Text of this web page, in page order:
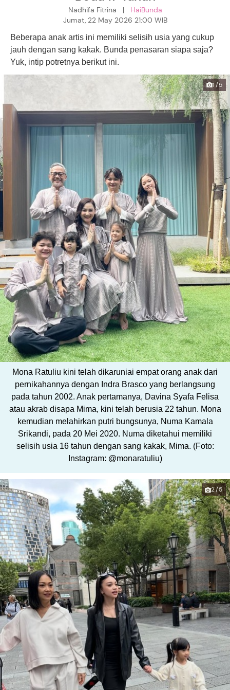
Nadhifa Fitrina | HaiBunda
Jumat, 22 May 2026 21:00 WIB
Beberapa anak artis ini memiliki selisih usia yang cukup
jauh dengan sang kakak. Bunda penasaran siapa saja?
Yuk, intip potretnya berikut ini.
1/5
Mona Ratuliu kini telah dikaruniai empat orang anak dari
pernikahannya dengan Indra Brasco yang berlangsung
pada tahun 2002. Anak pertamanya, Davina Syafa Felisa
atau akrab disapa Mima, kini telah berusia 22 tahun. Mona
kemudian melahirkan putri bungsunya, Numa Kamala
Srikandi, pada 20 Mei 2020. Numa diketahui memiliki
selisih usia 16 tahun dengan sang kakak, Mima. (Foto:
Instagram: @monaratuliu)
2/5